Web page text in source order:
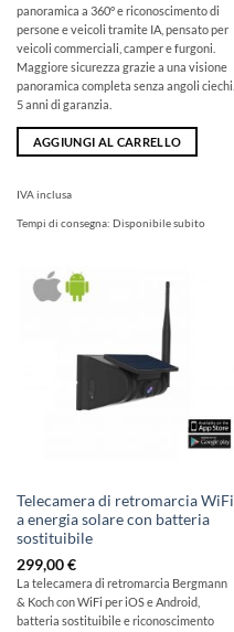
panoramica a 360° e riconoscimento di
persone e veicoli tramite IA, pensato per
veicoli commerciali, camper e furgoni.
Maggiore sicurezza grazie a una visione
panoramica completa senza angoli ciechi.
5 anni di garanzia.
AGGIUNGI AL CARRELLO
IVA inclusa
Tempi di consegna: Disponibile subito
Telecamera di retromarcia WiFi
a energia solare con batteria
sostituibile
299,00€
La telecamera di retromarcia Bergmann
& Koch con WiFi per iOS e Android,
batteria sostituibile e riconoscimento